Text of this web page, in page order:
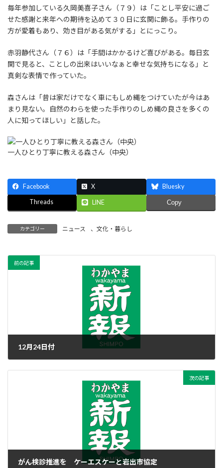
毎年参加している久岡美喜子さん（７９）は「ことし平安に過ご
せた感謝と来年への期待を込めて３０日に玄関に飾る。手作りの
方が愛着もあり、効き目がある気がする」とにっこり。
赤羽静代さん（７６）は「手間はかかるけど喜びがある。毎日玄
関で見ると、ことしの出来はいいなぁと幸せな気持ちになる」と
真剣な表情で作っていた。
森さんは「昔は家だけでなく車にもしめ縄をつけていたが今はあ
まり見ない。自然のわらを使った手作りのしめ縄の良さを多くの
人に知ってほしい」と話した。
一人ひとり丁寧に教える森さん（中央）
Facebook X Bluesky
Threads LINE Copy
カテゴリー ニュース 、 文化・暮らし
前の記事
12月24日付
次の記事
がん検診推進を ケーエスケーと岩出市協定